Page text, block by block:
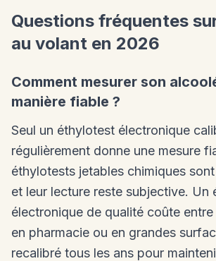
Questions fréquentes
au volant en 2026
Comment mesurer son
manière fiable ?
Seul un éthylotest électronique
régulièrement donne une mesure
éthylotests jetables chimiques
et leur lecture reste subjective. Un
électronique de qualité coûte
en pharmacie ou en grandes
recalibré tous les ans pour